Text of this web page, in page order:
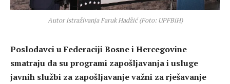
Autor istraživanja Faruk Hadžić (Foto: UPFBiH)
Poslodavci u Federaciji Bosne i Hercegovine
smatraju da su programi zapošljavanja i usluge
javnih službi za zapošljavanje važni za rješavanje